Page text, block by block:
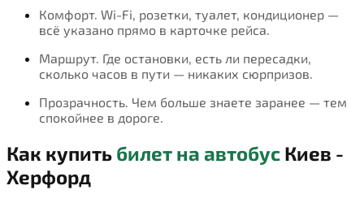
Комфорт. Wi-Fi, розетки, туалет, кондиционер —
всё указано прямо в карточке рейса.
Маршрут. Где остановки, есть ли пересадки,
сколько часов в пути — никаких сюрпризов.
Прозрачность. Чем больше знаете заранее — тем
спокойнее в дороге.
Как купить билет на автобус Киев -
Херфорд